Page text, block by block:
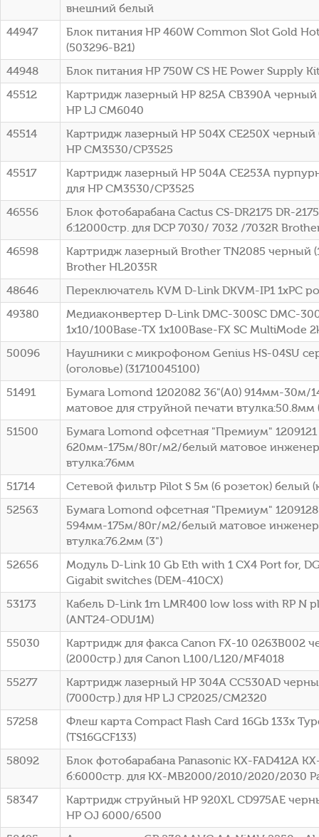
внешний белый
44947
Блок питания HP 460W Common Slot Gold
(503296-B21)
44948
Блок питания HP 750W CS HE Power Supply
45512
Картридж лазерный HP 825A CB390A черный
HP LJ CM6040
45514
Картридж лазерный HP 504X CE250X черный
HP CM3530/CP3525
45517
Картридж лазерный HP 504A CE253A
для HP CM3530/CP3525
46556
Блок фотобарабана Cactus CS-DR2175 DR-
б:12000стр. для DCP 7030/ 7032 /7032R
46598
Картридж лазерный Brother TN2085 черный
Brother HL2035R
48646
Переключатель KVM D-Link DKVM-IP1 1xPC
49380
Медиаконвертер D-Link DMC-300SC DMC-
1x10/100Base-TX 1x100Base-FX SC MultiMode
50096
Наушники с микрофоном Genius HS-04SU
(оголовье) (31710045100)
51491
Бумага Lomond 1202082 36"(A0) 914мм-30м/
матовое для струйной печати втулка:50.8мм
51500
Бумага Lomond офсетная "Премиум" 1209121
620мм-175м/80г/м2/белый матовое
втулка:76мм
51714
Сетевой фильтр Pilot S 5м (6 розеток) белый
52563
Бумага Lomond офсетная "Премиум" 1209128
594мм-175м/80г/м2/белый матовое
втулка:76.2мм (3")
52656
Модуль D-Link 10 Gb Eth with 1 CX4 Port for,
Gigabit switches (DEM-410CX)
53173
Кабель D-Link 1m LMR400 low loss with RP N
(ANT24-ODU1M)
55030
Картридж для факса Canon FX-10 0263B002
(2000стр.) для Canon L100/L120/MF4018
55277
Картридж лазерный HP 304A CC530AD
(7000стр.) для HP LJ CP2025/CM2320
57258
Флеш карта Compact Flash Card 16Gb 133x
(TS16GCF133)
58092
Блок фотобарабана Panasonic KX-FAD412A
б:6000стр. для KX-MB2000/2010/2020/2030
58347
Картридж струйный HP 920XL CD975AE
HP OJ 6000/6500